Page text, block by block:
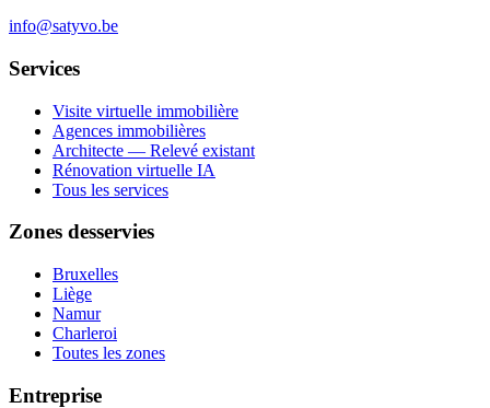
info@satyvo.be
Services
Visite virtuelle immobilière
Agences immobilières
Architecte — Relevé existant
Rénovation virtuelle IA
Tous les services
Zones desservies
Bruxelles
Liège
Namur
Charleroi
Toutes les zones
Entreprise